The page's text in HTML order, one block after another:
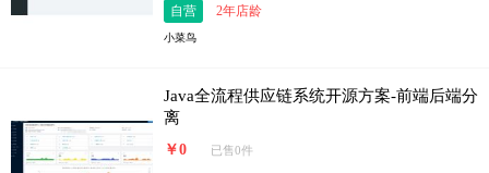
自营 2年店龄
小菜鸟
Java全流程供应链系统开源方案-前端后端分
离
￥0 已售0件